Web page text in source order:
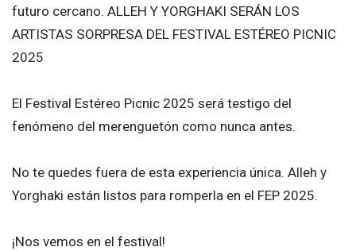
futuro cercano. ALLEH Y YORGHAKI SERÁN LOS
ARTISTAS SORPRESA DEL FESTIVAL ESTÉREO PICNIC
2025
El Festival Estéreo Picnic 2025 será testigo del
fenómeno del merenguetón como nunca antes.
No te quedes fuera de esta experiencia única. Alleh y
Yorghaki están listos para romperla en el FEP 2025.
¡Nos vemos en el festival!